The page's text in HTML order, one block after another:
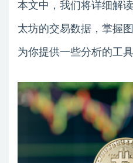
本文中，我们将详细解
太坊的交易数据，掌握
为你提供一些分析的工具